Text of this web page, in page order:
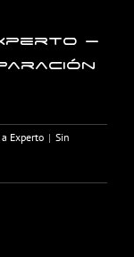
–
Experto | Sin